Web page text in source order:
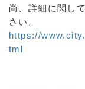
尚、詳細に関し
さい。
https://
tml